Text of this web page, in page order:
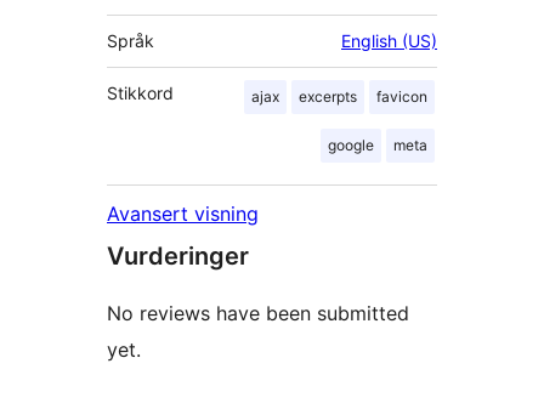
Språk English (US)
Stikkord ajax excerpts favicon
google meta
Avansert visning
Vurderinger
No reviews have been submitted
yet.